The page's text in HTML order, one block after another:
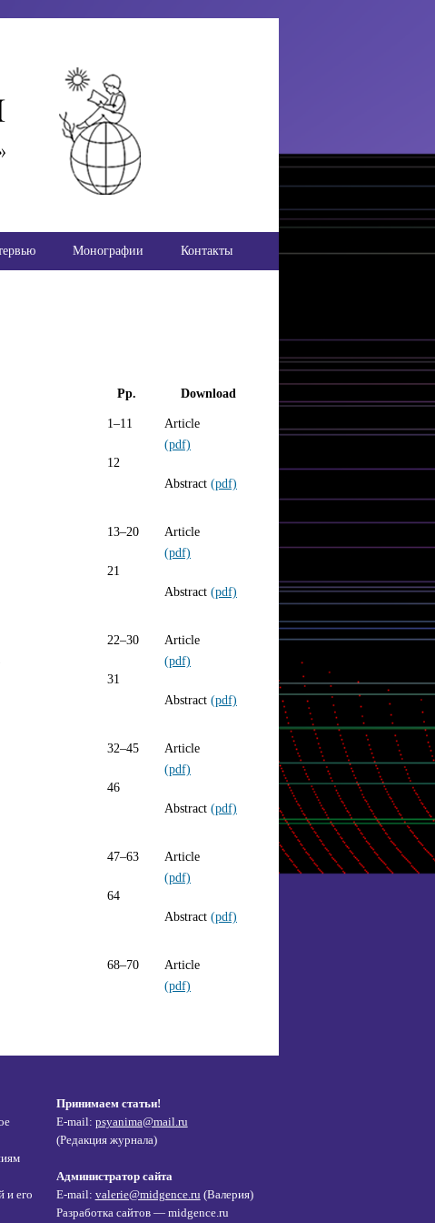
Монографии Контакты
Pp. Download
1–11
12
Article
(pdf)
Abstract (pdf)
13–20
21
Article
(pdf)
Abstract (pdf)
22–30
31
Article
(pdf)
Abstract (pdf)
32–45
46
Article
(pdf)
Abstract (pdf)
47–63
64
Article
(pdf)
Abstract (pdf)
68–70
Article
(pdf)
и его
Принимаем статьи!
E-mail: psyanima@mail.ru
(Редакция журнала)
Администратор сайта
E-mail: valerie@midgence.ru (Валерия)
Разработка сайтов — midgence.ru